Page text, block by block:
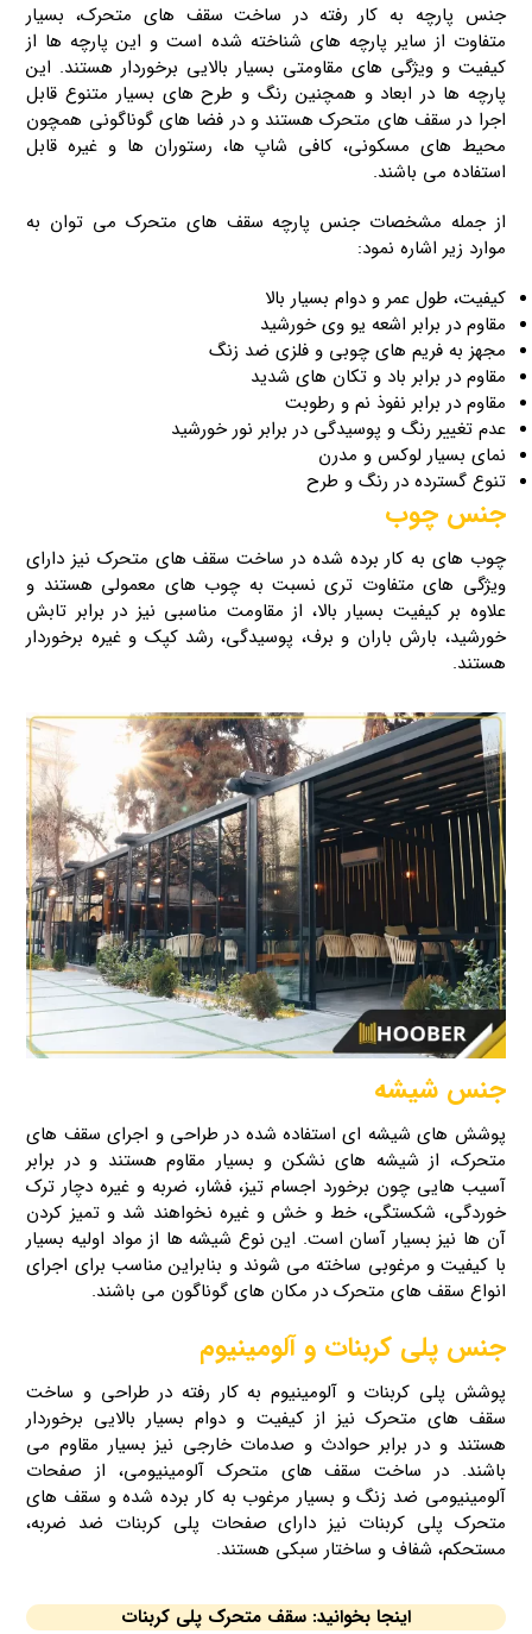
جنس پارچه به‌ کار رفته در ساخت سقف‌ های متحرک، بسیار
متفاوت از سایر پارچه‌ های شناخته‌ شده است و این پارچه‌ ها از
کیفیت و ویژگی‌ های مقاومتی بسیار بالایی برخوردار هستند. این
پارچه ها در ابعاد و همچنین رنگ و طرح‌ های بسیار متنوع قابل
اجرا در سقف‌ های متحرک هستند و در فضا های گوناگونی همچون
محیط‌ های مسکونی، کافی‌ شاپ‌ ها، رستوران‌ ها و غیره قابل‌
استفاده می‌ باشند.
از جمله مشخصات جنس پارچه سقف های متحرک می‌ توان به
موارد زیر اشاره نمود:
کیفیت، طول عمر و دوام بسیار بالا
مقاوم در برابر اشعه یو وی خورشید
مجهز به فریم های چوبی و فلزی ضد زنگ
مقاوم در برابر باد و تکان های شدید
مقاوم در برابر نفوذ نم و رطوبت
عدم تغییر رنگ و پوسیدگی در برابر نور خورشید
نمای بسیار لوکس و مدرن
تنوع گسترده در رنگ و طرح
جنس چوب
چوب‌ های به کار برده شده در ساخت سقف‌ های متحرک نیز دارای
ویژگی‌ های متفاوت تری نسبت‌ به چوب‌ های معمولی هستند و
علاوه‌ بر کیفیت بسیار بالا، از مقاومت مناسبی نیز در برابر تابش
خورشید، بارش باران و برف، پوسیدگی، رشد کپک و غیره برخوردار
هستند.
جنس شیشه
پوشش های شیشه‌ ای استفاده‌ شده در طراحی و اجرای سقف‌ های
متحرک، از شیشه‌ های نشکن و بسیار مقاوم هستند و در برابر
آسیب هایی چون برخورد اجسام تیز، فشار، ضربه و غیره دچار ترک‌
خوردگی، شکستگی، خط و خش و غیره نخواهند شد و تمیز کردن
آن ها نیز بسیار آسان است. این نوع شیشه‌ ها از مواد اولیه بسیار
با کیفیت و مرغوبی ساخته می‌ شوند و بنابراین مناسب برای اجرای
انواع سقف های متحرک در مکان‌ های گوناگون می‌ باشند.
جنس پلی کربنات و آلومینیوم
پوشش پلی کربنات و آلومینیوم به‌ کار رفته در طراحی و ساخت
سقف‌ های متحرک نیز از کیفیت و دوام بسیار بالایی برخوردار
هستند و در برابر حوادث و صدمات خارجی نیز بسیار مقاوم می‌
باشند. در ساخت سقف‌ های متحرک آلومینیومی، از صفحات
آلومینیومی ضد زنگ و بسیار مرغوب به کار برده شده و سقف‌ های
متحرک پلی کربنات نیز دارای صفحات پلی کربنات ضد ضربه،
مستحکم، شفاف و ساختار سبکی هستند.
اینجا بخوانید: سقف متحرک پلی کربنات